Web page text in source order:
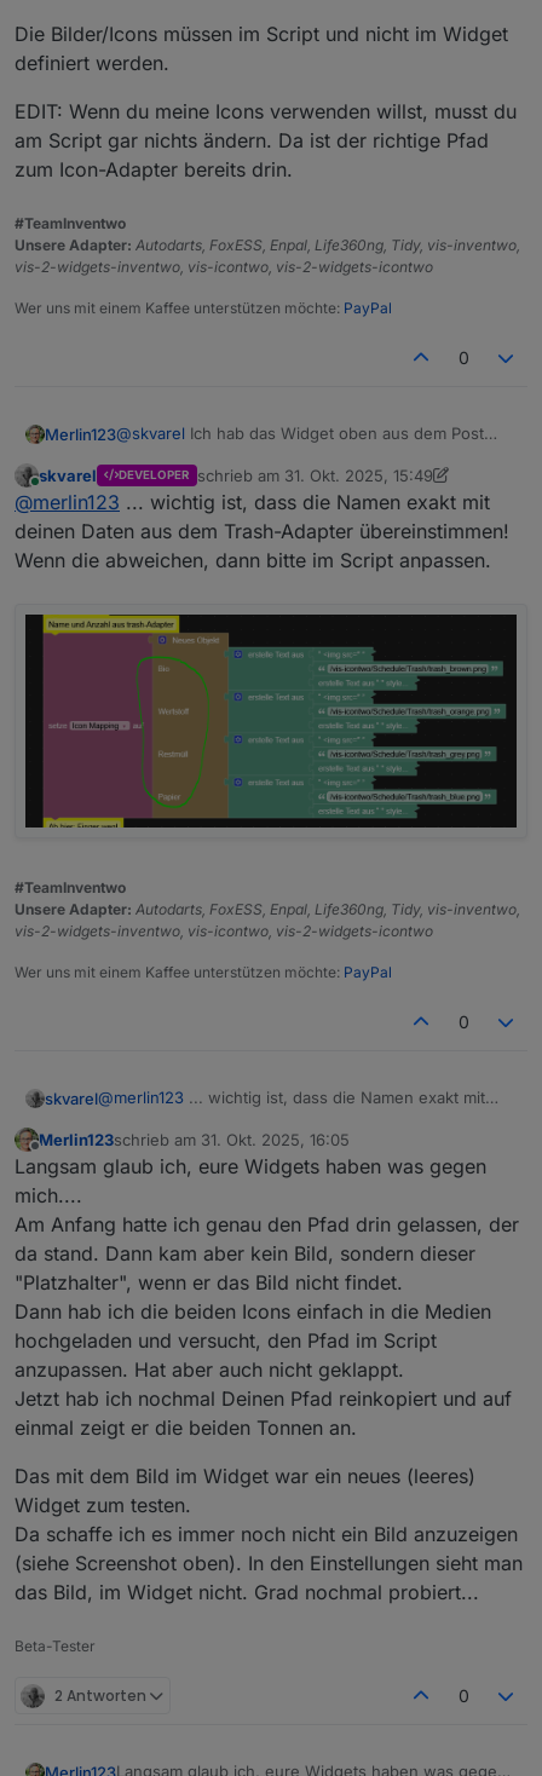
Das wird also da auch nicht dargestellt.
Vermutlich aus dem gleichen Grund klappt es mit
Die Bilder/Icons müssen im Script und nicht im Widget
definiert werden.
EDIT: Wenn du meine Icons verwenden willst, musst du
am Script gar nichts ändern. Da ist der richtige Pfad
zum Icon-Adapter bereits drin.
#TeamInventwo
Unsere Adapter: Autodarts, FoxESS, Enpal, Life360ng, Tidy, vis-inventwo,
vis-2-widgets-inventwo, vis-icontwo, vis-2-widgets-icontwo
Wer uns mit einem Kaffee unterstützen möchte: PayPal
0
Merlin123@skvarel Ich hab das Widget oben aus dem Post
Ich denke, das ist irgendwas mit den Pfaden.
Wenn ich in einem Image-Widget das Bild auswähle
sieht das so aus:
Das bild wird dann angezeigt.
Wenn ich euer Widget nehme (also neu in die View
ziehe), dann Inhaltstyp Bild auswähle, dann über die
Auswahl das Icon auswähle sieht es so aus:
Das wird also da auch nicht dargestellt.
Vermutlich aus dem gleichen Grund klappt es mit
dem Script auch nicht.
Online
skvarel DEVELOPER schrieb am 31. Okt. 2025, 15:49
zuletzt editiert von skvarel
@merlin123 ... wichtig ist, dass die Namen exakt mit
deinen Daten aus dem Trash-Adapter übereinstimmen!
Wenn die abweichen, dann bitte im Script anpassen.
#TeamInventwo
Unsere Adapter: Autodarts, FoxESS, Enpal, Life360ng, Tidy, vis-inventwo,
vis-2-widgets-inventwo, vis-icontwo, vis-2-widgets-icontwo
Wer uns mit einem Kaffee unterstützen möchte: PayPal
0
skvarel@merlin123 ... wichtig ist, dass die Namen exakt mit
Wenn die abweichen, dann bitte im Script anpassen.
Merlin123schrieb am 31. Okt. 2025, 16:05
zuletzt editiert von
Langsam glaub ich, eure Widgets haben was gegen
mich....
Am Anfang hatte ich genau den Pfad drin gelassen, der
da stand. Dann kam aber kein Bild, sondern dieser
"Platzhalter", wenn er das Bild nicht findet.
Dann hab ich die beiden Icons einfach in die Medien
hochgeladen und versucht, den Pfad im Script
anzupassen. Hat aber auch nicht geklappt.
Jetzt hab ich nochmal Deinen Pfad reinkopiert und auf
einmal zeigt er die beiden Tonnen an.
Das mit dem Bild im Widget war ein neues (leeres)
Widget zum testen.
Da schaffe ich es immer noch nicht ein Bild anzuzeigen
(siehe Screenshot oben). In den Einstellungen sieht man
das Bild, im Widget nicht. Grad nochmal probiert...
Beta-Tester
2 Antworten 0
Merlin123Langsam glaub ich, eure Widgets haben was gegen